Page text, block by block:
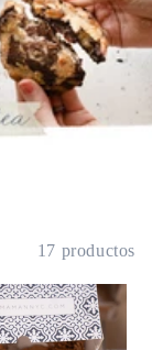
17 productos